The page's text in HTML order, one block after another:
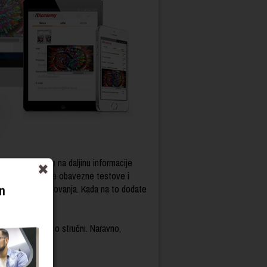
učenjem na daljinu informacije
rešavate obavezne testove i
školovanja. Kada na to dodate
Postati realno stručni. Naravno,